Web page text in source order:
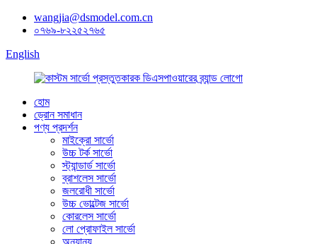
wangjia@dsmodel.com.cn
০৭৬৯-৮২২৫২৭৬৫
English
হোম
ড্রোন সমাধান
পণ্য প্রদর্শন
মাইক্রো সার্ভো
উচ্চ টর্ক সার্ভো
স্ট্যান্ডার্ড সার্ভো
ব্রাশলেস সার্ভো
জলরোধী সার্ভো
উচ্চ ভোল্টেজ সার্ভো
কোরলেস সার্ভো
লো প্রোফাইল সার্ভো
অন্যান্য